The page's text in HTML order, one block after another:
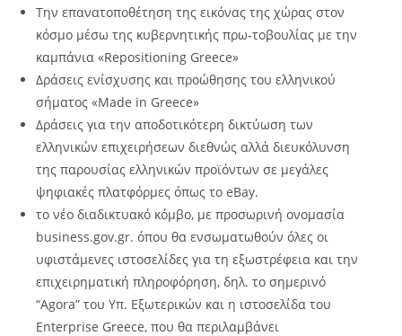
Την επανατοποθέτηση της εικόνας της χώρας στον
κόσμο μέσω της κυβερνητικής πρω-τοβουλίας με την
καμπάνια «Repositioning Greece»
Δράσεις ενίσχυσης και προώθησης του ελληνικού
σήματος «Made in Greece»
Δράσεις για την αποδοτικότερη δικτύωση των
ελληνικών επιχειρήσεων διεθνώς αλλά διευκόλυνση
της παρουσίας ελληνικών προϊόντων σε μεγάλες
ψηφιακές πλατφόρμες όπως το eBay.
το νέο διαδικτυακό κόμβο, με προσωρινή ονομασία
business.gov.gr. όπου θα ενσωματωθούν όλες οι
υφιστάμενες ιστοσελίδες για τη εξωστρέφεια και την
επιχειρηματική πληροφόρηση, δηλ. το σημερινό
“Agora” του Υπ. Εξωτερικών και η ιστοσελίδα του
Enterprise Greece, που θα περιλαμβάνει